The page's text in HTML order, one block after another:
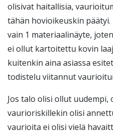
olisivat haitallisia,
tähän hovioikeuskin
vain 1 materiaalinäyte,
ei ollut kartoitettu kovin
kuitenkin aina asiassa
todistelu viitannut
Jos talo olisi ollut uudempi,
vaurioriskillekin olisi
vaurioita ei olisi vielä